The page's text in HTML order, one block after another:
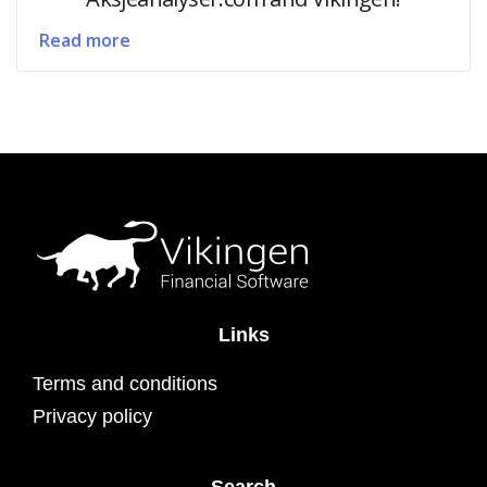
Read more
Links
Terms and conditions
Privacy policy